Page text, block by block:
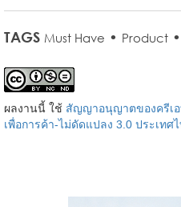
TAGS Must Have • Product •
ผลงานนี้ ใช้ สัญญาอนุญาตของครีเ
เพื่อการค้า-ไม่ดัดแปลง 3.0 ประเทศ